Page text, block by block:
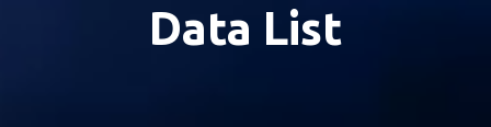
Data List